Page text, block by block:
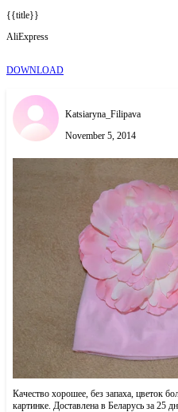
{{title}}
AliExpress
DOWNLOAD
Katsiaryna_Filipava
November 5, 2014
Качество хорошее, без запаха, цветок
картинке. Доставлена в Беларусь за 25